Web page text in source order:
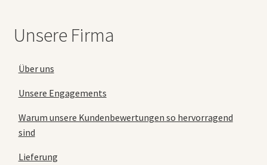
Unsere Firma
Über uns
Unsere Engagements
Warum unsere Kundenbewertungen so hervorragend
sind
Lieferung